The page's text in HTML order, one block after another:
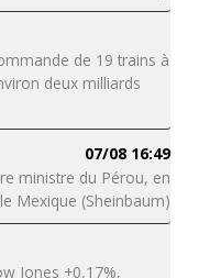
de 19 trains à
deux milliards
07/08 16:49
ministre du Pérou, en
Mexique (Sheinbaum)
Jones +0,17%,